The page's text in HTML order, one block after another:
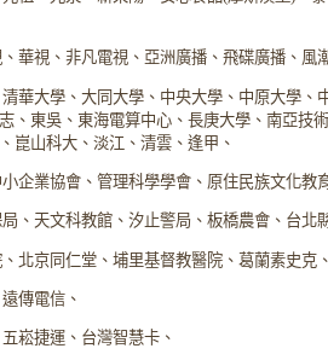
華視、非凡電視、亞洲廣播、飛碟廣播、風
華大學、大同大學、中央大學、中原大學
、東吳、東海電算中心、長庚大學、南亞技
崑山科大、淡江、清雲、逢甲、
企業協會、管理科學學會、原住民族文化教
、天文科教館、汐止警局、板橋農會、台北
北京同仁堂、埔里基督教醫院、葛蘭素史克
傳電信、
崧捷運、台灣智慧卡、